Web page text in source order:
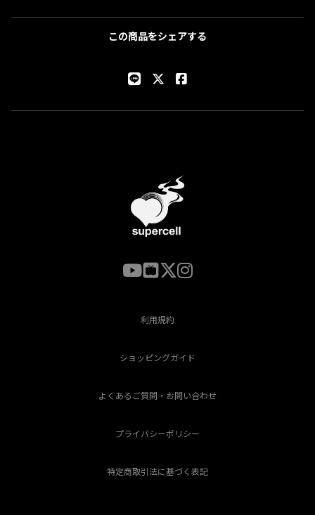
この商品をシェアする
利用規約
ショッピングガイド
よくあるご質問・お問い合わせ
プライバシーポリシー
特定商取引法に基づく表記